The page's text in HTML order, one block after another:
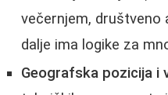
večernjem, društveno
dalje ima logike za
Geografska pozicija i